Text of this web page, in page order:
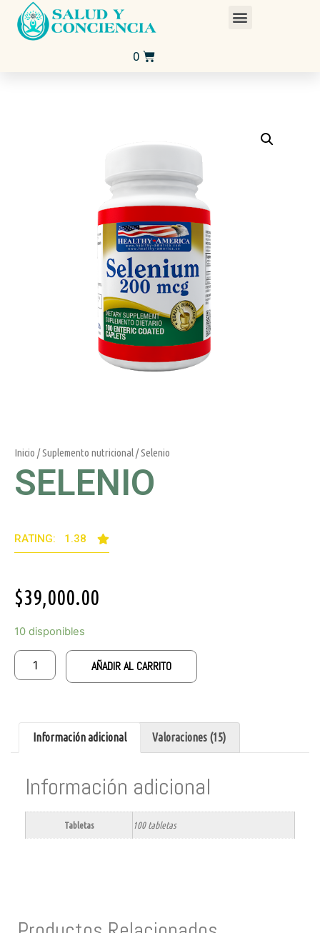
Inicio /Suplemento nutricional/ Selenio
SELENIO
RATING: 1.38
$39,000.00
10 disponibles
AÑADIR AL CARRITO
Información adicional Valoraciones (15)
Información adicional
Tabletas 100 tabletas